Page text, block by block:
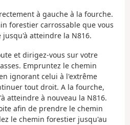
à gauche à la fourche.
forestier carrossable que vous
atteindre la N816.
et dirigez-vous sur votre
Empruntez le chemin
ignorant celui à l'extrême
tout droit. A la fourche,
atteindre à nouveau la N816.
afin de prendre le chemin
le chemin forestier jusqu'au